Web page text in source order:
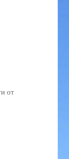
от